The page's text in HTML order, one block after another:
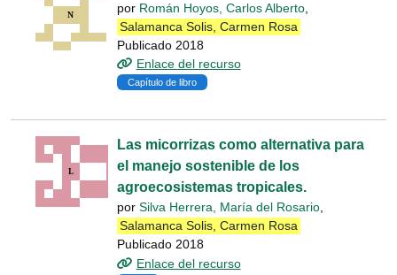
por Román Hoyos, Carlos Alberto
Salamanca Solis, Carmen Rosa
Publicado 2018
Enlace del recurso
Capítulo de libro
Las micorrizas como alternativa para
el manejo sostenible de los
agroecosistemas tropicales.
por Silva Herrera, María del Rosario,
Salamanca Solis, Carmen Rosa
Publicado 2018
Enlace del recurso